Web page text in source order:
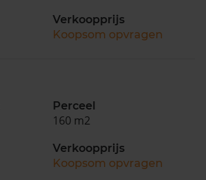
Verkoopprijs
Koopsom opvragen
Perceel
160 m2
Verkoopprijs
Koopsom opvragen